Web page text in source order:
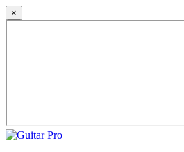
×